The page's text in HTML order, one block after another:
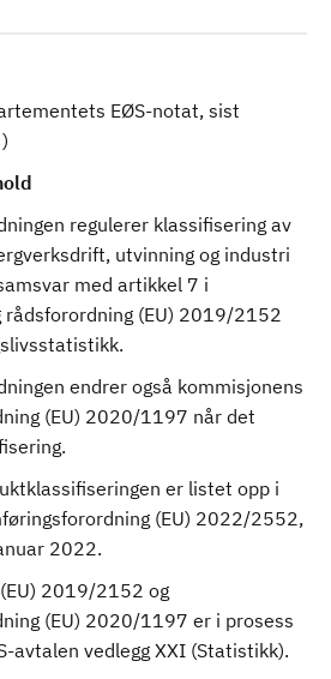
EØS-notat, sist
regulerer klassifisering av
utvinning og industri
med artikkel 7 i
(EU) 2019/2152
endrer også kommisjonens
(EU) 2020/1197 når det
er listet opp i
(EU) 2022/2552,
2022.
2019/2152 og
(EU) 2020/1197 er i prosess
avtalen vedlegg XXI (Statistikk).